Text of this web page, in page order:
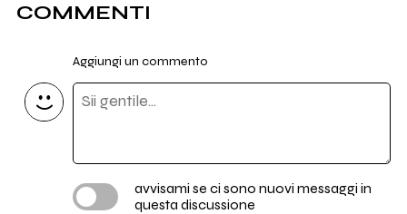
COMMENTI
Aggiungi un commento
avvisami se ci sono nuovi messaggi in
questa discussione